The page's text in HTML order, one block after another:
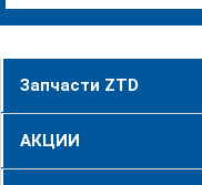
Запчасти ZTD
АКЦИИ